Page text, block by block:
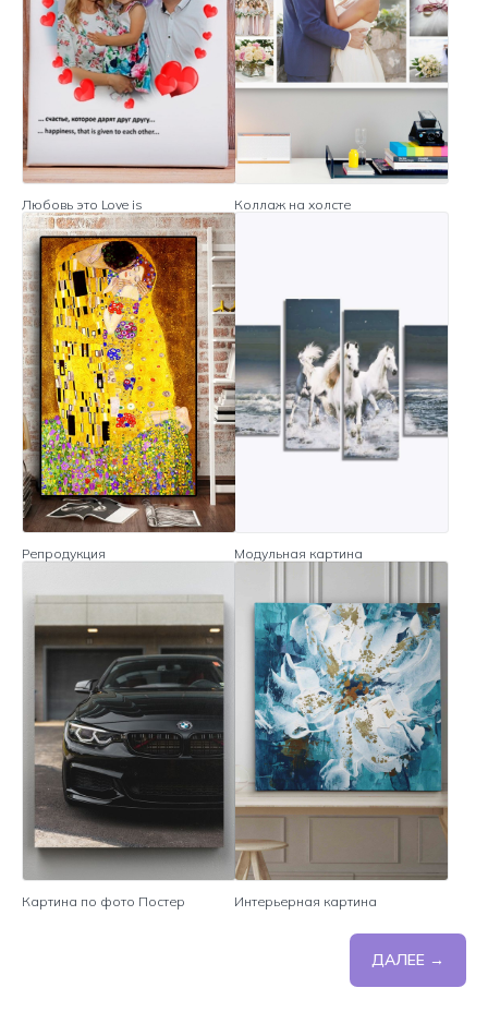
Любовь это Love is Коллаж на холсте
Репродукция Модульная картина
Картина по фото Постер Интерьерная картина
ДАЛЕЕ →